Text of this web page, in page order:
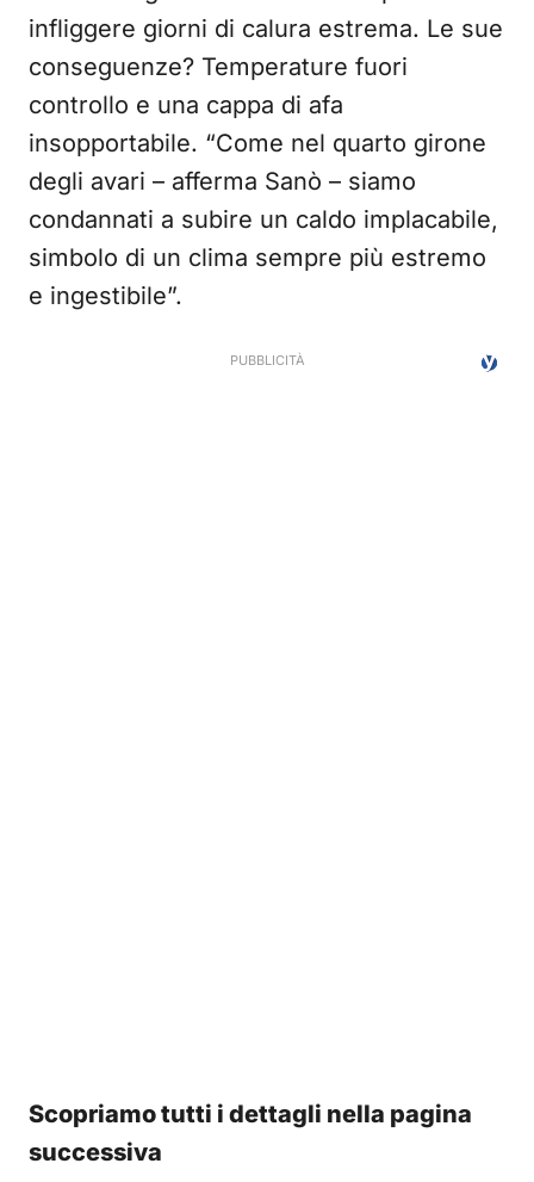
infliggere giorni di calura estrema. Le sue
conseguenze? Temperature fuori
controllo e una cappa di afa
insopportabile. “Come nel quarto girone
degli avari – afferma Sanò – siamo
condannati a subire un caldo implacabile,
simbolo di un clima sempre più estremo
e ingestibile”.
Scopriamo tutti i dettagli nella pagina
successiva